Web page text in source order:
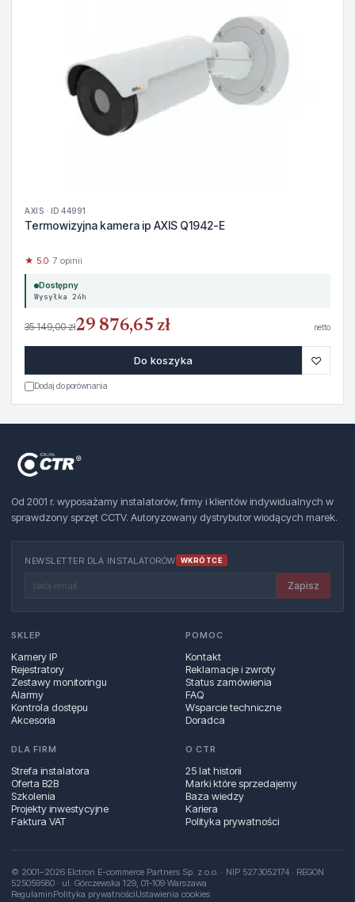
AXIS · ID 44991
Termowizyjna kamera ip AXIS Q1942-E
★ 5.0· 7 opinii
Dostępny
Wysyłka 24h
35 149,00 zł29 876,65 zł netto
Do koszyka ♡
Dodaj do porównania
Od 2001 r. wyposażamy instalatorów, firmy i klientów indywidualnych w
sprawdzony sprzęt CCTV. Autoryzowany dystrybutor wiodących marek.
NEWSLETTER DLA INSTALATORÓW WKRÓTCE
Zapisz
SKLEP
Kamery IP
Rejestratory
Zestawy monitoringu
Alarmy
Kontrola dostępu
Akcesoria
POMOC
Kontakt
Reklamacje i zwroty
Status zamówienia
FAQ
Wsparcie techniczne
Doradca
DLA FIRM
Strefa instalatora
Oferta B2B
Szkolenia
Projekty inwestycyjne
Faktura VAT
O CTR
25 lat historii
Marki które sprzedajemy
Baza wiedzy
Kariera
Polityka prywatności
© 2001–2026 Elctron E-commerce Partners Sp. z o.o. · NIP 5273052174 · REGON
525059580 · ul. Górczewska 129, 01‑109 Warszawa
RegulaminPolityka prywatnościUstawienia cookies